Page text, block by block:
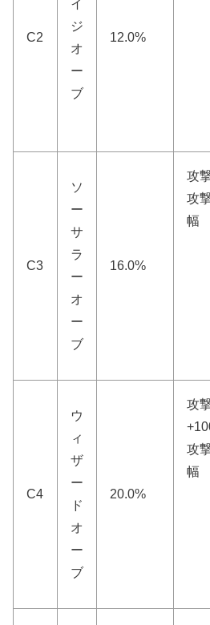
C2
イ
ジ
オ
ー
ブ
12.0%
C3
ソ
ー
サ
ラ
ー
オ
ー
ブ
16.0%
攻
攻
幅
C4
ウ
ィ
ザ
ー
ド
オ
ー
ブ
20.0%
攻
攻
幅